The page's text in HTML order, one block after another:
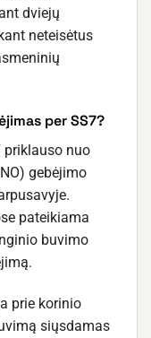
dviejų
neteisėtus
per SS7?
priklauso nuo
gebėjimo
pateikiama
buvimo
prie korinio
siųsdamas